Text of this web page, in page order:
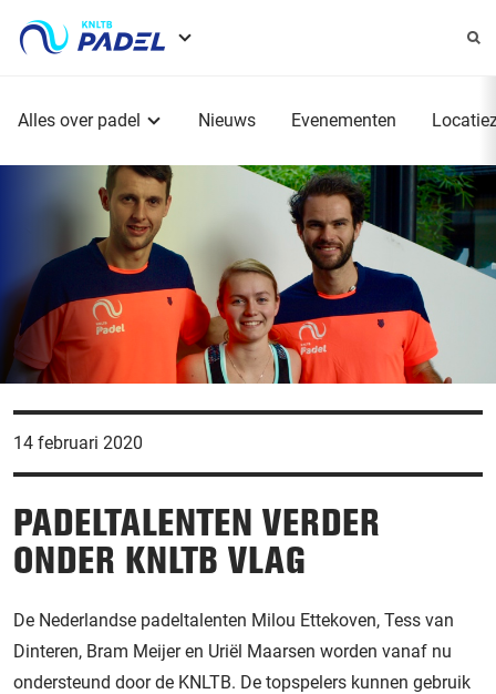
Alles over padel Nieuws Evenementen
14 februari 2020
PADELTALENTEN VERDER
ONDER KNLTB VLAG
De Nederlandse padeltalenten Milou Ettekoven, Tess van
Dinteren, Bram Meijer en Uriël Maarsen worden vanaf nu
ondersteund door de KNLTB. De topspelers kunnen gebruik